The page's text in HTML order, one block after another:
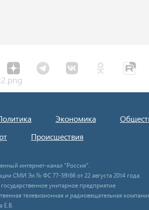
Экономика
Происшествия
интернет-канал "Россия".
СМИ Эл № ФС 77-59166 от 22 августа 2014 года.
унитарное предприятие
телевизионная и радиовещательная
Е.В.